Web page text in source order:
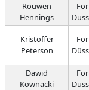
Rouwen
Hennings
Kristoffer
Peterson
Dawid
Kownacki